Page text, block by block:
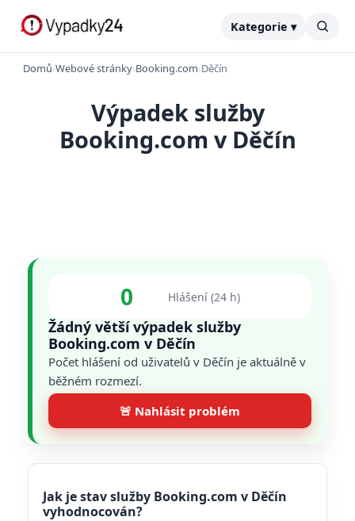
Kategorie ▾
Domů›Webové stránky›Booking.com›Děčín
Výpadek služby
Booking.com v Děčín
0 Hlášení (24 h)
Žádný větší výpadek služby
Booking.com v Děčín
Počet hlášení od uživatelů v Děčín je aktuálně v
běžném rozmezí.
🚨 Nahlásit problém
Jak je stav služby Booking.com v Děčín
vyhodnocován?